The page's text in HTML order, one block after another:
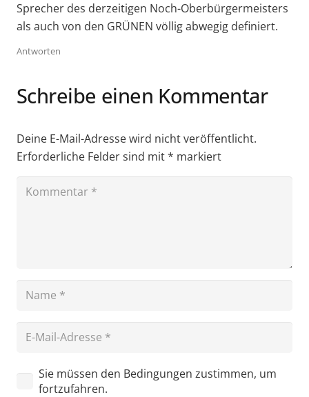
Sprecher des derzeitigen Noch-Oberbürgermeisters
als auch von den GRÜNEN völlig abwegig definiert.
Antworten
Schreibe einen Kommentar
Deine E-Mail-Adresse wird nicht veröffentlicht.
Erforderliche Felder sind mit* markiert
Sie müssen den Bedingungen zustimmen, um
fortzufahren.